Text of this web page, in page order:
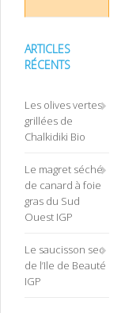
ARTICLES
RÉCENTS
Les olives vertes
grillées de
Chalkidiki Bio
Le magret séché
de canard à foie
gras du Sud
Ouest IGP
Le saucisson sec
de l’Ile de Beauté
IGP